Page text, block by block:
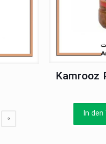
0
Kamrooz
In den